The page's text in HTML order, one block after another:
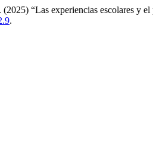
“Las experiencias escolares y
.